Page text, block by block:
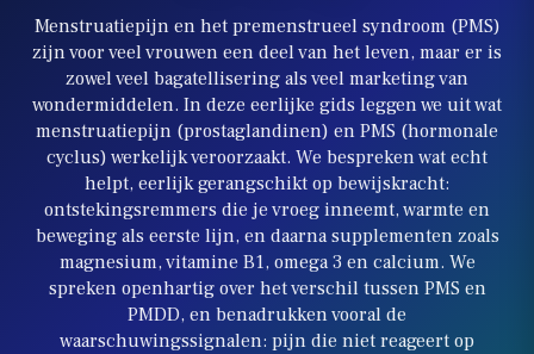
Menstruatiepijn en het premenstrueel syndroom (PMS)
zijn voor veel vrouwen een deel van het leven, maar er is
zowel veel bagatellisering als veel marketing van
wondermiddelen. In deze eerlijke gids leggen we uit wat
menstruatiepijn (prostaglandinen) en PMS (hormonale
cyclus) werkelijk veroorzaakt. We bespreken wat echt
helpt, eerlijk gerangschikt op bewijskracht:
ontstekingsremmers die je vroeg inneemt, warmte en
beweging als eerste lijn, en daarna supplementen zoals
magnesium, vitamine B1, omega 3 en calcium. We
spreken openhartig over het verschil tussen PMS en
PMDD, en benadrukken vooral de
waarschuwingssignalen: pijn die niet reageert op